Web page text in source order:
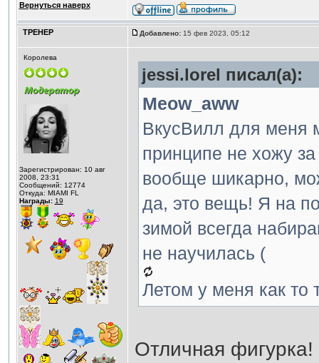
Вернуться наверх
ТРЕНЕР Добавлено:15 фев 2023, 05:12
Королева
Зарегистрирован: 10 авг
2008, 23:31
Сообщений: 12774
Откуда: MIAMI FL
Награды: 19
jessi.lorel писал(а):
Meow_aww
ВкусВилл для меня
принципе не хожу
вообще шикарно,
да, это вещь! Я на
зимой всегда
не научилась (
Летом у меня как то
Отличная фигурка!